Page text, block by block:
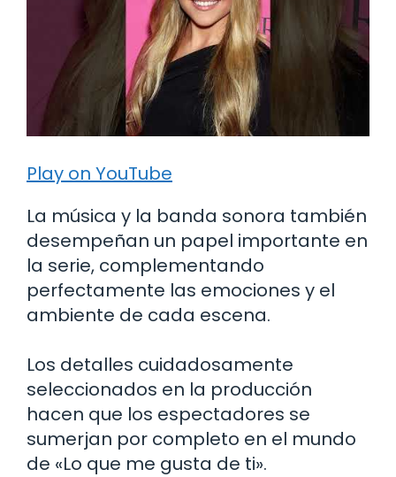
Play on YouTube
La música y la banda sonora también
desempeñan un papel importante en
la serie, complementando
perfectamente las emociones y el
ambiente de cada escena.
Los detalles cuidadosamente
seleccionados en la producción
hacen que los espectadores se
sumerjan por completo en el mundo
de «Lo que me gusta de ti».